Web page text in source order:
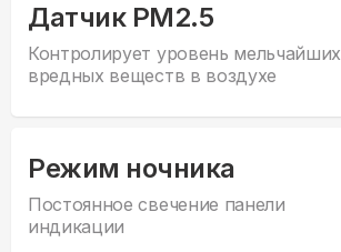
Датчик PM2.5
Контролирует уровень мельчайших
вредных веществ в воздухе
Режим ночника
Постоянное свечение панели
индикации